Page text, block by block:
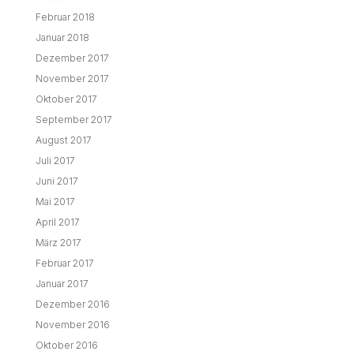
Februar 2018
Januar 2018
Dezember 2017
November 2017
Oktober 2017
September 2017
August 2017
Juli 2017
Juni 2017
Mai 2017
April 2017
März 2017
Februar 2017
Januar 2017
Dezember 2016
November 2016
Oktober 2016